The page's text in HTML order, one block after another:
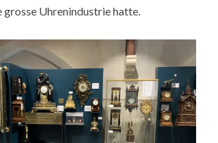
grosse Uhrenindustrie hatte.